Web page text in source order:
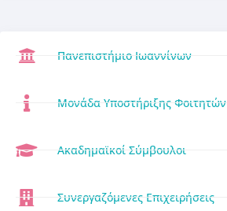
Πανεπιστήμιο Ιωαννίνων
Μονάδα Υποστήριξης Φοιτητών
Ακαδημαϊκοί Σύμβουλοι
Συνεργαζόμενες Επιχειρήσεις